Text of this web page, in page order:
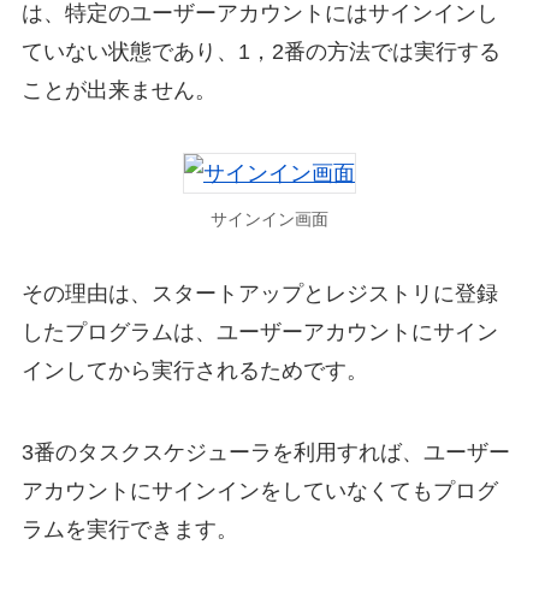
は、特定のユーザーアカウントにはサインインし
ていない状態であり、1，2番の方法では実行する
ことが出来ません。
サインイン画面
その理由は、スタートアップとレジストリに登録
したプログラムは、ユーザーアカウントにサイン
インしてから実行されるためです。
3番のタスクスケジューラを利用すれば、ユーザー
アカウントにサインインをしていなくてもプログ
ラムを実行できます。